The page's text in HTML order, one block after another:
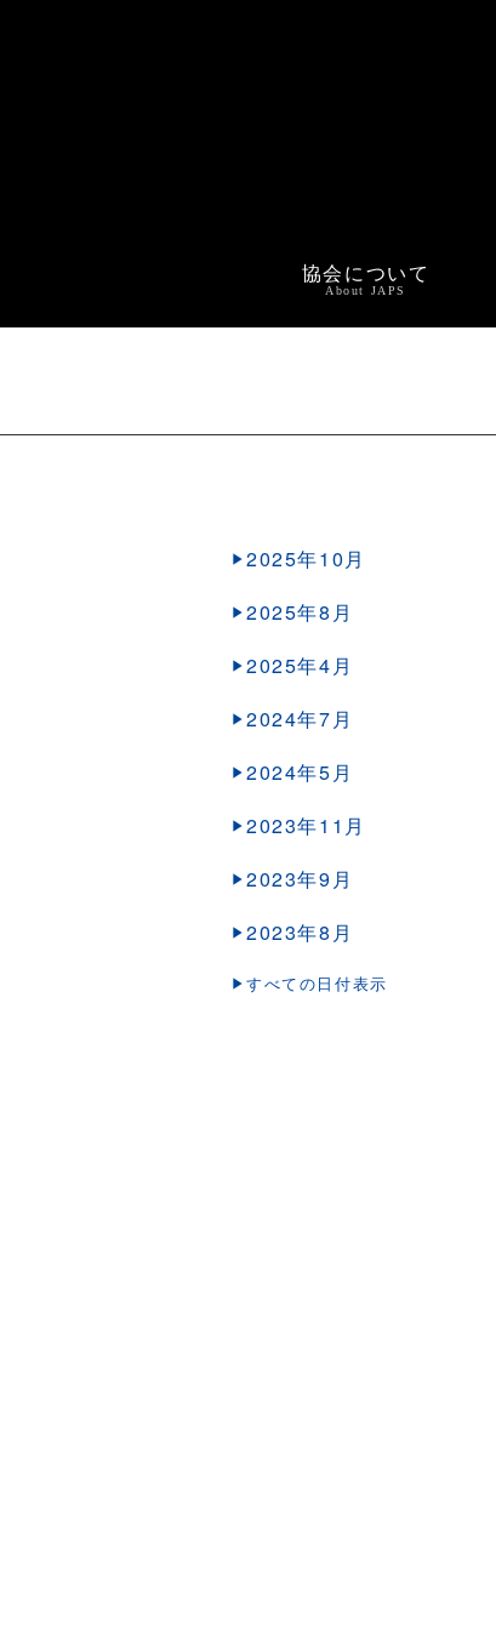
協会について
About JAPS
2025年10月
2025年8月
2025年4月
2024年7月
2024年5月
2023年11月
2023年9月
2023年8月
すべての日付表示